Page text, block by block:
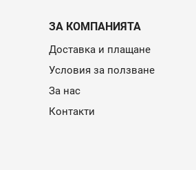
ЗА КОМПАНИЯТА
Доставка и плащане
Условия за ползване
За нас
Контакти